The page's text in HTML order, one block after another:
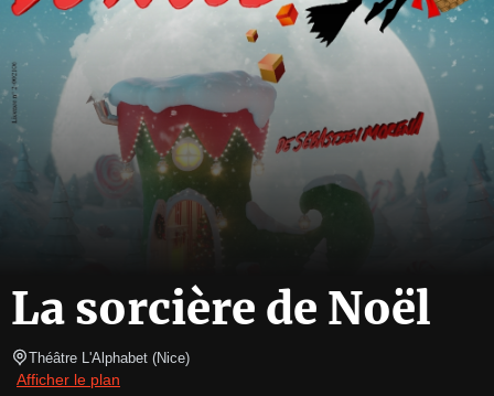
La sorcière de Noël
Théâtre L'Alphabet (Nice)
Afficher le plan